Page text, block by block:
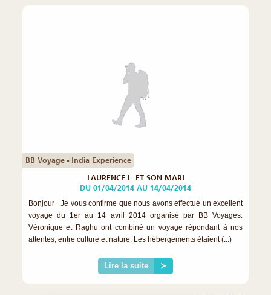
BB Voyage - India Experience
LAURENCE L. ET SON MARI
DU 01/04/2014 AU 14/04/2014
Bonjour Je vous confirme que nous avons effectué un excellent
voyage du 1er au 14 avril 2014 organisé par BB Voyages.
Véronique et Raghu ont combiné un voyage répondant à nos
attentes, entre culture et nature. Les hébergements étaient (...)
Lire la suite ≻